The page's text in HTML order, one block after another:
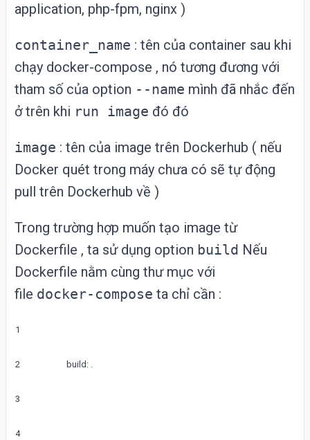
application, php-fpm, nginx )
container_name : tên của container sau khi
chạy docker-compose , nó tương đương với
tham số của option --name mình đã nhắc đến
ở trên khi run image đó đó
image : tên của image trên Dockerhub ( nếu
Docker quét trong máy chưa có sẽ tự động
pull trên Dockerhub về )
Trong trường hợp muốn tạo image từ
Dockerfile , ta sử dụng option build Nếu
Dockerfile nằm cùng thư mục với
file docker-compose ta chỉ cần :
1
2
3
4
build : .